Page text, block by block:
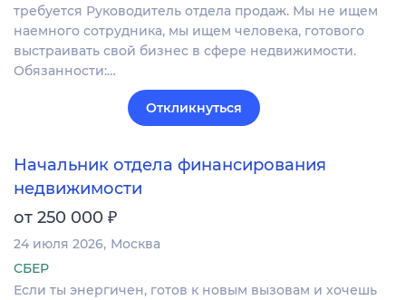
требуется Руководитель отдела продаж. Мы не ищем
наемного сотрудника, мы ищем человека, готового
выстраивать свой бизнес в сфере недвижимости.
Обязанности:…
Откликнуться
Начальник отдела финансирования
недвижимости
от 250 000 ₽
24 июля 2026 Москва
СБЕР
Если ты энергичен, готов к новым вызовам и хочешь